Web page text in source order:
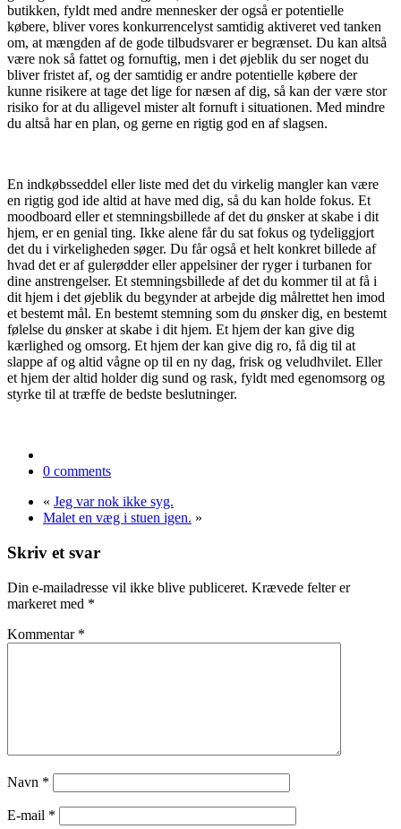
butikken, fyldt med andre mennesker der også er potentielle
købere, bliver vores konkurrencelyst samtidig aktiveret ved tanken
om, at mængden af de gode tilbudsvarer er begrænset. Du kan altså
være nok så fattet og fornuftig, men i det øjeblik du ser noget du
bliver fristet af, og der samtidig er andre potentielle købere der
kunne risikere at tage det lige for næsen af dig, så kan der være stor
risiko for at du alligevel mister alt fornuft i situationen. Med mindre
du altså har en plan, og gerne en rigtig god en af slagsen.
En indkøbsseddel eller liste med det du virkelig mangler kan være
en rigtig god ide altid at have med dig, så du kan holde fokus. Et
moodboard eller et stemningsbillede af det du ønsker at skabe i dit
hjem, er en genial ting. Ikke alene får du sat fokus og tydeliggjort
det du i virkeligheden søger. Du får også et helt konkret billede af
hvad det er af gulerødder eller appelsiner der ryger i turbanen for
dine anstrengelser. Et stemningsbillede af det du kommer til at få i
dit hjem i det øjeblik du begynder at arbejde dig målrettet hen imod
et bestemt mål. En bestemt stemning som du ønsker dig, en bestemt
følelse du ønsker at skabe i dit hjem. Et hjem der kan give dig
kærlighed og omsorg. Et hjem der kan give dig ro, få dig til at
slappe af og altid vågne op til en ny dag, frisk og veludhvilet. Eller
et hjem der altid holder dig sund og rask, fyldt med egenomsorg og
styrke til at træffe de bedste beslutninger.
0 comments
« Jeg var nok ikke syg.
Malet en væg i stuen igen. »
Skriv et svar
Din e-mailadresse vil ikke blive publiceret. Krævede felter er
markeret med *
Kommentar *
Navn *
E-mail *